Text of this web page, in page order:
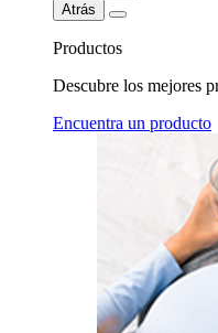
Atrás
Productos
Descubre los mejores
Encuentra un producto